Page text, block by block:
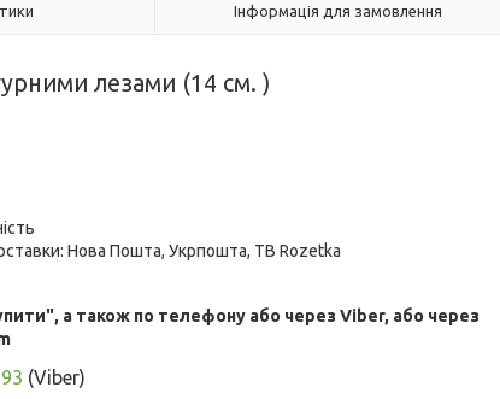
Інформація для замовлення
лезами (14 см. )
Нова Пошта, Укрпошта, ТВ Rozetka
а також по телефону або через Viber, або через
(Viber)